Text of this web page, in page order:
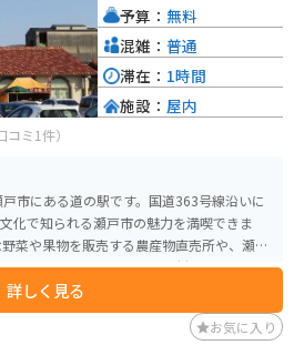
コミ1件）
市にある道の駅です。国道363号線沿いに
化で知られる瀬戸市の魅力を満喫できま
。 バイクで訪れる際は、道
あります。 瀬戸しなのは、周辺
点在しています。 瀬戸焼の器を探
詳しく見る
予算： 無料
混雑： 普通
滞在： 1時間
施設： 屋内
お気に入り